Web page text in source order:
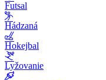
Futsal
Hádzaná
Hokejbal
Lyžovanie